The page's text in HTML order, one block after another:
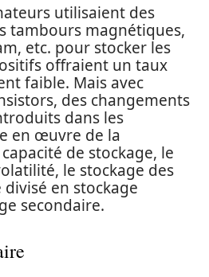
utilisaient des
tambours magnétiques,
etc. pour stocker les
offraient un taux
faible. Mais avec
des changements
dans les
en œuvre de la
de stockage, le
le stockage des
en stockage
secondaire.